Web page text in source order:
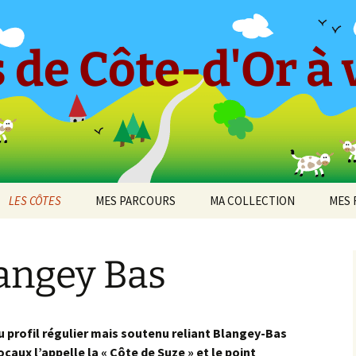
de Côte-d'Or à
LES CÔTES
Bouze-lès-Beaune
CÔTE ET HAUTES CÔTES
DE NUITS
DIJON Darois
MES PARCOURS
Parcours 2017 [1]
Parcours 2019 [1]
MA COLLECTION MES
Bas
profil régulier mais soutenu reliant Blangey-Bas
l’appelle la « Côte de Suze » et le point